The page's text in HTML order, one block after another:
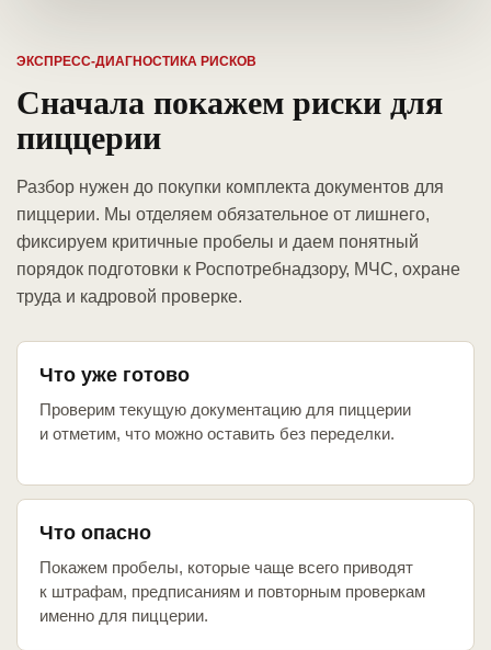
ЭКСПРЕСС-ДИАГНОСТИКА РИСКОВ
Сначала покажем риски для
пиццерии
Разбор нужен до покупки комплекта документов для
пиццерии. Мы отделяем обязательное от лишнего,
фиксируем критичные пробелы и даем понятный
порядок подготовки к Роспотребнадзору, МЧС, охране
труда и кадровой проверке.
Что уже готово
Проверим текущую документацию для пиццерии
и отметим, что можно оставить без переделки.
Что опасно
Покажем пробелы, которые чаще всего приводят
к штрафам, предписаниям и повторным проверкам
именно для пиццерии.